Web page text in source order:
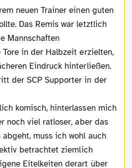
neuen Trainer einen guten
Das Remis war letztlich
Mannschaften
in der Halbzeit erzielten,
Eindruck hinterließen.
komisch, hinterlassen mich
noch viel ratloser, aber das
muss ich wohl auch
betrachtet ziemlich
Eitelkeiten derart über